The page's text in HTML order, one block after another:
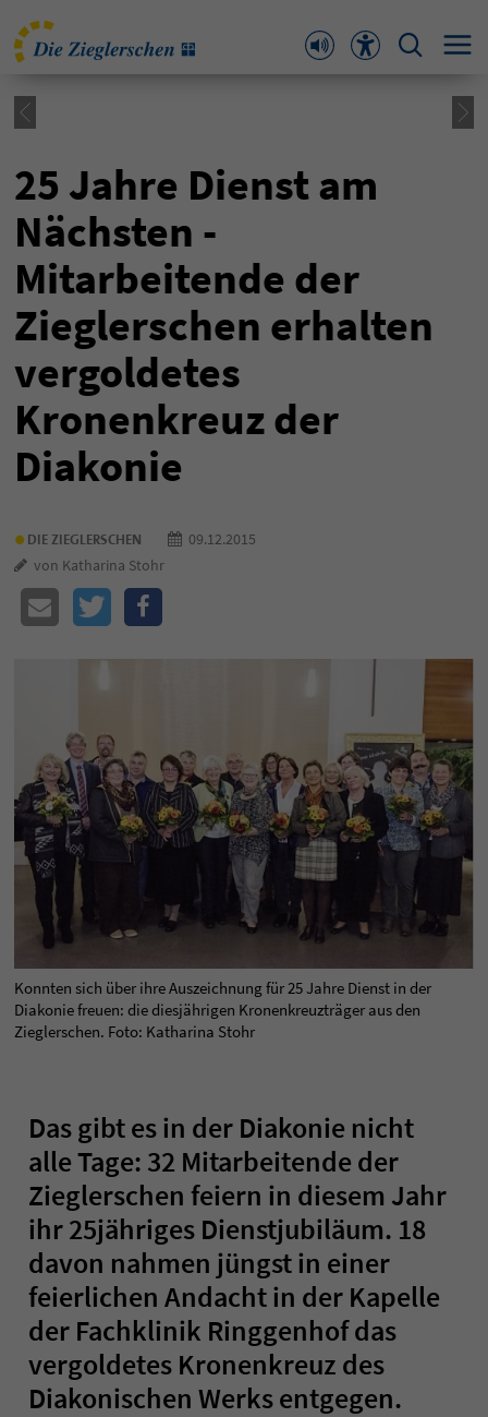
25 Jahre Dienst am
Nächsten -
Mitarbeitende der
Zieglerschen erhalten
vergoldetes
Kronenkreuz der
Diakonie
• DIE ZIEGLERSCHEN
09.12.2015
von Katharina Stohr
Konnten sich über ihre Auszeichnung für 25 Jahre Dienst in der
Diakonie freuen: die diesjährigen Kronenkreuzträger aus den
Zieglerschen. Foto: Katharina Stohr
Das gibt es in der Diakonie nicht
alle Tage: 32 Mitarbeitende der
Zieglerschen feiern in diesem Jahr
ihr 25jähriges Dienstjubiläum. 18
davon nahmen jüngst in einer
feierlichen Andacht in der Kapelle
der Fachklinik Ringgenhof das
vergoldetes Kronenkreuz des
Diakonischen Werks entgegen.